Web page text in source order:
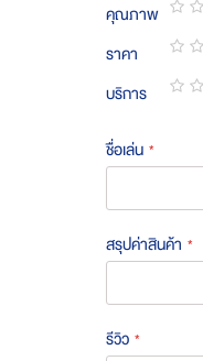
คุณภาพ
1
star
2
stars
3
stars
4
stars
5
stars
ราคา
1
star
2
stars
3
stars
4
stars
5
stars
บริการ
ชื่อเล่น
สรุปค่าสินค้า
รีวิว